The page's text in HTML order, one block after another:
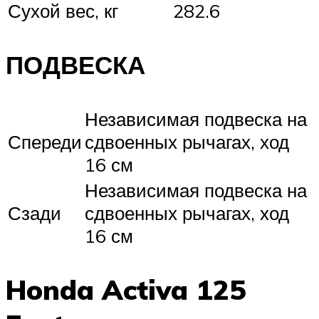
Сухой вес, кг 282.6
ПОДВЕСКА
Спереди
Независимая подвеска на
сдвоенных рычагах, ход
16 см
Сзади
Независимая подвеска на
сдвоенных рычагах, ход
16 см
Honda Activa 125